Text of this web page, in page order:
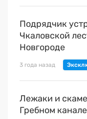
Подрядчик
Чкаловской
Новгороде
3 года назад
Лежаки и
Гребном